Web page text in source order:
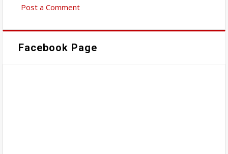
Post a Comment
Facebook Page